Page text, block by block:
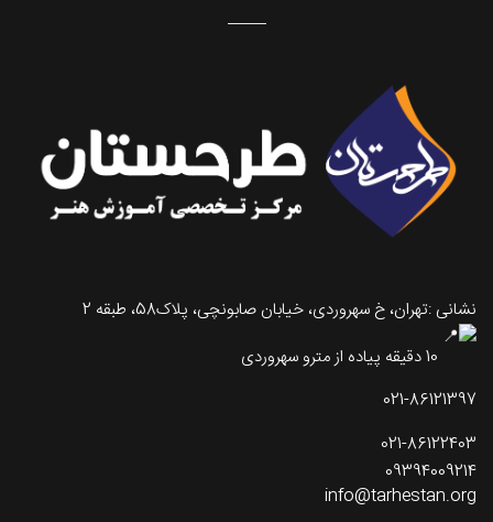
نشانی :تهران، خ سهروردی، خیابان صابونچی، پلاک58، طبقه 2
021-86121397
021-86122403
09394009214
info@tarhestan.org